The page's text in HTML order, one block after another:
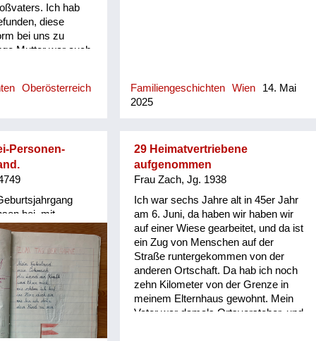
Ich hab
diese
bei uns zu
Mutter war auch
sagen! Bald darauf
Großmutter
hatten noch
verliehen.
hatte,
dieser
hat.
hat immer
Gurkn! Znaim
Gegend.
hat
Nudel! Meine
nicht ganz
Oberösterreich
Familiengeschichten Wien
14. Mai
2025
Personen-
bei, mit
in einem
Wien. Sie:
1949
in Heimen
kollektives
und NÖ, 1954/56
Ein
29 Heimatvertriebene
aufgenommen
Frau Zach, Jg. 1938
Ich war sechs Jahre alt in 45er Jahr
am 6. Juni, da haben wir haben wir
auf einer Wiese gearbeitet, und da ist
ein Zug von Menschen auf der
Straße runtergekommen von der
anderen Ortschaft. Da hab ich noch
zehn Kilometer von der Grenze in
meinem Elternhaus gewohnt. Mein
Vater war damals Ortsvorsteher, und